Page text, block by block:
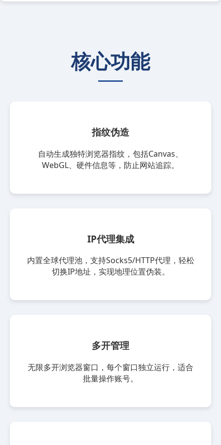
核心功能
指纹伪造
自动生成独特浏览器指纹，包括Canvas、
WebGL、硬件信息等，防止网站追踪。
IP代理集成
内置全球代理池，支持Socks5/HTTP代理，轻松
切换IP地址，实现地理位置伪装。
多开管理
无限多开浏览器窗口，每个窗口独立运行，适合
批量操作账号。